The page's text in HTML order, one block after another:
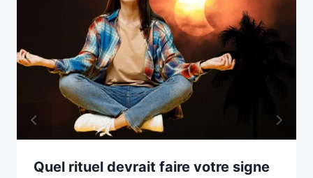
Quel rituel devrait faire votre signe